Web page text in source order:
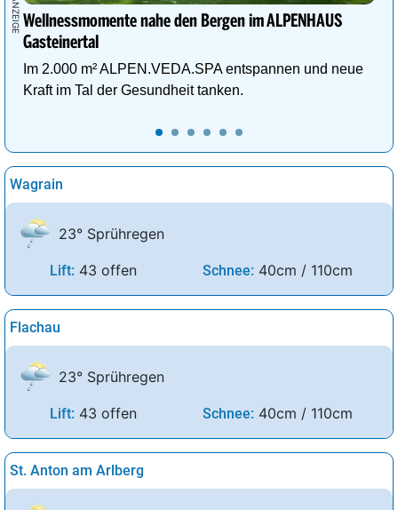
Wellnessmomente nahe den Bergen im ALPENHAUS
Gasteinertal
Im 2.000 m² ALPEN.VEDA.SPA entspannen und neue
Kraft im Tal der Gesundheit tanken.
Wagrain
23° Sprühregen
Lift: 43 offen Schnee: 40cm / 110cm
Flachau
23° Sprühregen
Lift: 43 offen Schnee: 40cm / 110cm
St. Anton am Arlberg